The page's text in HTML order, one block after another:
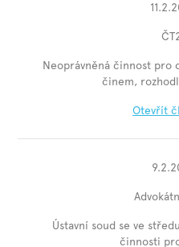
Neoprávněná činnost pro
činem,
Otevřít
Ústavní soud se ve
činnosti